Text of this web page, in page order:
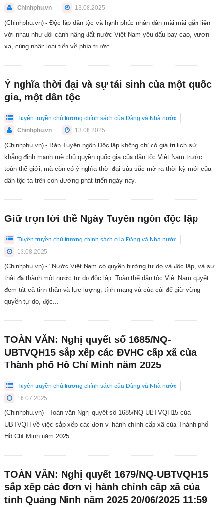
Chinhphu.vn
13.08.2025
(Chinhphu.vn) - Độc lập dân tộc và hạnh phúc nhân dân mãi mãi gắn liền
với nhau như đôi cánh nâng đất nước Việt Nam yêu dấu bay cao, vươn
xa, cùng nhân loại tiến về phía trước.
Ý nghĩa thời đại và sự tái sinh của một quốc
gia, một dân tộc
Tuyên truyền chủ trương chính sách của Đảng và Nhà nước
Chinhphu.vn
13.08.2025
(Chinhphu.vn) - Bản Tuyên ngôn Độc lập không chỉ có giá trị lịch sử
khẳng định mạnh mẽ chủ quyền quốc gia của dân tộc Việt Nam trước
toàn thế giới, mà còn có ý nghĩa thời đại sâu sắc mở ra thời kỳ mới của
dân tộc ta trên con đường phát triển ngày nay.
Giữ trọn lời thề Ngày Tuyên ngôn độc lập
Tuyên truyền chủ trương chính sách của Đảng và Nhà nước
13.08.2025
(Chinhphu.vn) - "Nước Việt Nam có quyền hưởng tự do và độc lập, và sự
thật đã thành một nước tự do độc lập. Toàn thể dân tộc Việt Nam quyết
đem tất cả tinh thần và lực lượng, tính mạng và của cải để giữ vững
quyền tự do, độc...
TOÀN VĂN: Nghị quyết số 1685/NQ-
UBTVQH15 sắp xếp các ĐVHC cấp xã của
Thành phố Hồ Chí Minh năm 2025
Tuyên truyền chủ trương chính sách của Đảng và Nhà nước
16.07.2025
(Chinhphu.vn) - Toàn văn Nghị quyết số 1685/NQ-UBTVQH15 của
UBTVQH về việc sắp xếp các đơn vị hành chính cấp xã của Thành phố
Hồ Chí Minh năm 2025.
TOÀN VĂN: Nghị quyết 1679/NQ-UBTVQH15
sắp xếp các đơn vị hành chính cấp xã của
tỉnh Quảng Ninh năm 2025 20/06/2025 11:59